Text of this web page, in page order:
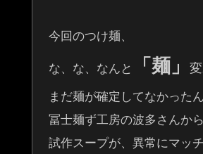
今回のつけ麺、
な、な、なんと 「麺」
まだ麺が確定してなかったん
冨士麺ず工房の波多さんか
試作スープが、異常にマッ